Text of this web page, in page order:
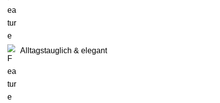
Alltagstauglich & elegant